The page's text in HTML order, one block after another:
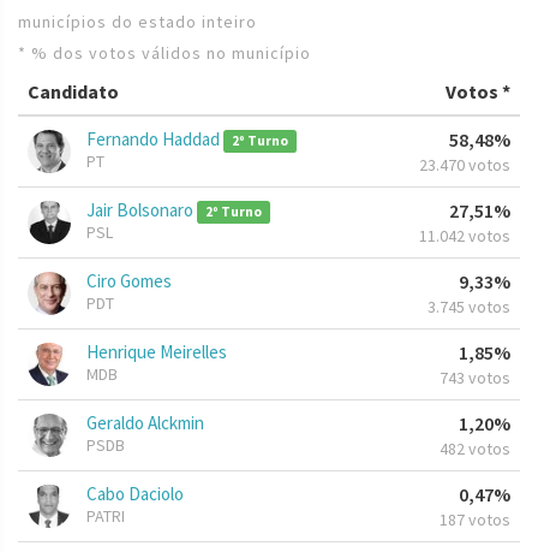
municípios do estado inteiro
* % dos votos válidos no município
Candidato Votos *
Fernando Haddad 2º Turno
PT
58,48%
23.470 votos
Jair Bolsonaro 2º Turno
PSL
27,51%
11.042 votos
Ciro Gomes
PDT
9,33%
3.745 votos
Henrique Meirelles
MDB
1,85%
743 votos
Geraldo Alckmin
PSDB
1,20%
482 votos
Cabo Daciolo
PATRI
0,47%
187 votos